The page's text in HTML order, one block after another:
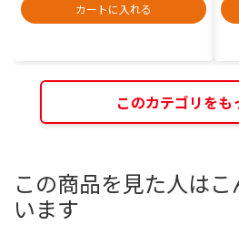
カートに入れる
このカテゴリをも
この商品を見た人は
います